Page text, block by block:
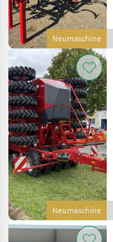
Neumaschine
Neumaschine